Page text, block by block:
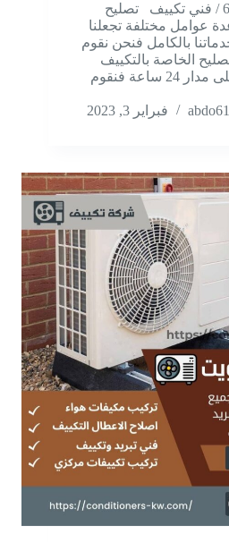
تصليح مكيفات / 67033718 / فني تكييف تصليح
عوامل مختلفة تجعلنا
بالكامل فنحن نقوم
الخاصة بالتكييف
العادي والمركزي وذلك على مدار 24 ساعة فنقوم
فبراير 3, 2023